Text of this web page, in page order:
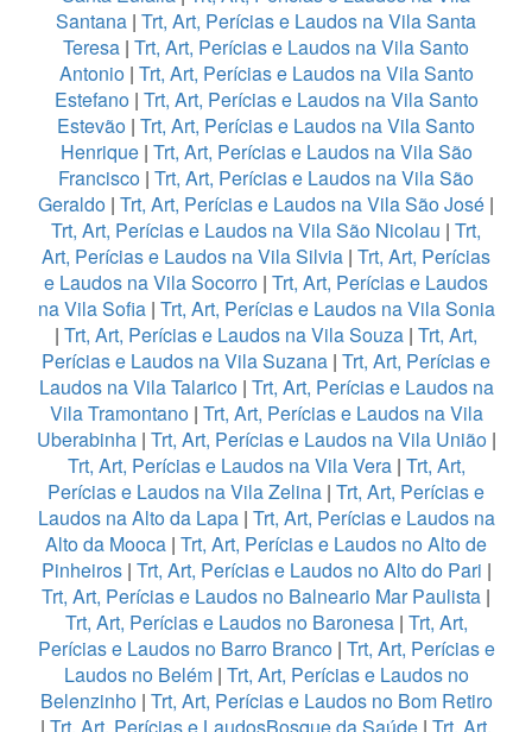
Santana | Trt, Art, Perícias e Laudos na Vila Santa
Teresa | Trt, Art, Perícias e Laudos na Vila Santo
Antonio| Trt, Art, Perícias e Laudos na Vila Santo
Estefano| Trt, Art, Perícias e Laudos na Vila Santo
Estevão | Trt, Art, Perícias e Laudos na Vila Santo
Henrique| Trt, Art, Perícias e Laudos na Vila São
Francisco | Trt, Art, Perícias e Laudos na Vila São
Geraldo | Trt, Art, Perícias e Laudos na Vila São José |
Trt, Art, Perícias e Laudos na Vila São Nicolau | Trt,
Art, Perícias e Laudos na Vila Silvia | Trt, Art, Perícias
e Laudos na Vila Socorro | Trt, Art, Perícias e Laudos
na Vila Sofia| Trt, Art, Perícias e Laudos na Vila Sonia
| Trt, Art, Perícias e Laudos na Vila Souza | Trt, Art,
Perícias e Laudos na Vila Suzana | Trt, Art, Perícias e
Laudos na Vila Talarico| Trt, Art, Perícias e Laudos na
Vila Tramontano| Trt, Art, Perícias e Laudos na Vila
Uberabinha| Trt, Art, Perícias e Laudos na Vila União|
Trt, Art, Perícias e Laudos na Vila Vera| Trt, Art,
Perícias e Laudos na Vila Zelina | Trt, Art, Perícias e
Laudos na Alto da Lapa| Trt, Art, Perícias e Laudos na
Alto da Mooca | Trt, Art, Perícias e Laudos no Alto de
Pinheiros| Trt, Art, Perícias e Laudos no Alto do Pari |
Trt, Art, Perícias e Laudos no Balneario Mar Paulista |
Trt, Art, Perícias e Laudos no Baronesa| Trt, Art,
Perícias e Laudos no Barro Branco| Trt, Art, Perícias e
Laudos no Belém| Trt, Art, Perícias e Laudos no
Belenzinho| Trt, Art, Perícias e Laudos no Bom Retiro